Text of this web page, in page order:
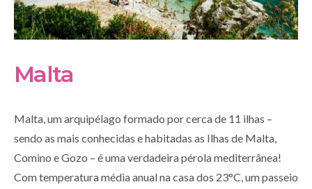
Malta
Malta, um arquipélago formado por cerca de 11 ilhas –
sendo as mais conhecidas e habitadas as Ilhas de Malta,
Comino e Gozo – é uma verdadeira pérola mediterrânea!
Com temperatura média anual na casa dos 23°C, um passeio